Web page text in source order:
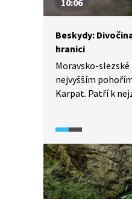
Beskydy:
hranici
Moravsko-slezské
nejvyšším
Karpat. Patří k
nalezneme
rostlin a zvířat
šelem.